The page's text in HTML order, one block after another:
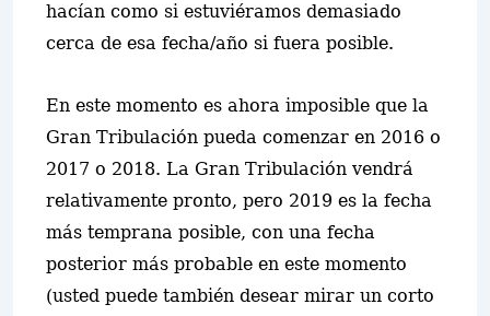
hacían como si estuviéramos demasiado
cerca de esa fecha/año si fuera posible.
En este momento es ahora imposible que la
Gran Tribulación pueda comenzar en 2016 o
2017 o 2018. La Gran Tribulación vendrá
relativamente pronto, pero 2019 es la fecha
más temprana posible, con una fecha
posterior más probable en este momento
(usted puede también desear mirar un corto